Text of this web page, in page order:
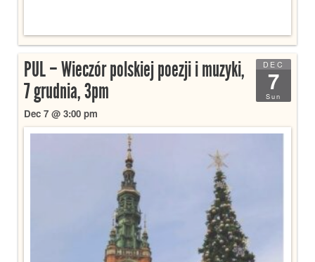
DEC
7
Sun
PUL – Wieczór polskiej poezji i muzyki,
7 grudnia, 3pm
Dec 7 @ 3:00 pm